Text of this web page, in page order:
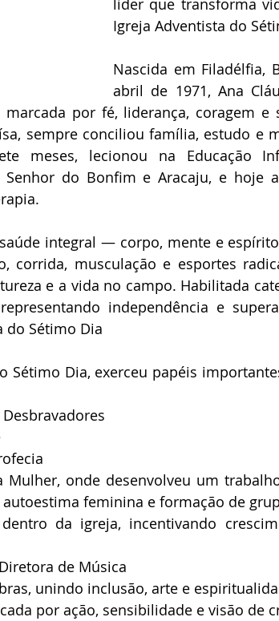
líder que transforma
Igreja Adventista do
Nascida em Filadélfia,
abril de 1971, Ana
por fé, liderança, coragem e
sempre conciliou família, estudo e
meses, lecionou na Educação
Senhor do Bonfim e Aracaju, e hoje
integral — corpo, mente e
corrida, musculação e esportes
e a vida no campo. Habilitada
independência e
do Sétimo Dia
Sétimo Dia, exerceu papéis
Mulher, onde desenvolveu um
feminina e formação de
da igreja, incentivando
de Música
unindo inclusão, arte e
por ação, sensibilidade e visão de